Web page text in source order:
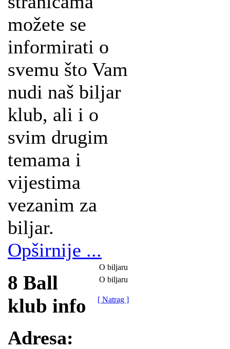
možete se
informirati o
svemu što Vam
nudi naš biljar
klub, ali i o
svim drugim
temama i
vijestima
vezanim za
biljar.
Opširnije ...
8 Ball
klub info
Adresa:
O biljaru
O biljaru
[ Natrag ]